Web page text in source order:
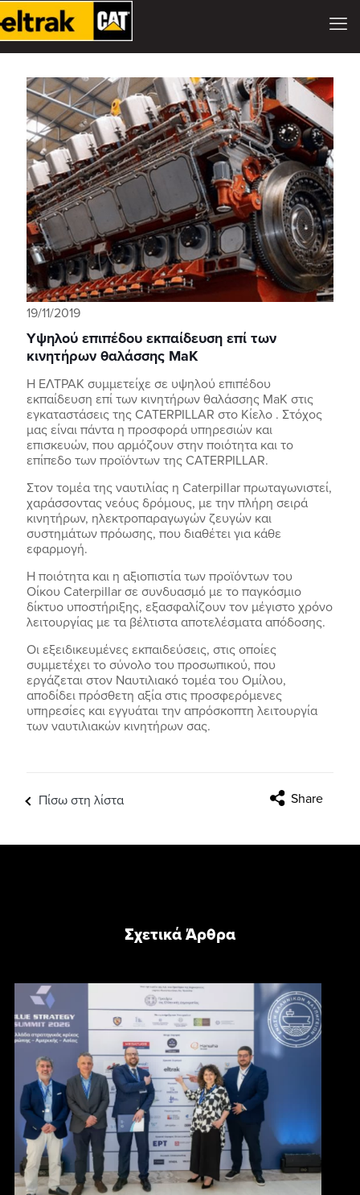
19/11/2019
Υψηλού επιπέδου εκπαίδευση επί των
κινητήρων θαλάσσης MaK
Η ΕΛΤΡΑΚ συμμετείχε σε υψηλού επιπέδου
εκπαίδευση επί των κινητήρων θαλάσσης MaK στις
εγκαταστάσεις της CATERPILLAR στο Κίελο . Στόχος
μας είναι πάντα η προσφορά υπηρεσιών και
επισκευών, που αρμόζουν στην ποιότητα και το
επίπεδο των προϊόντων της CATERPILLAR.
Στον τομέα της ναυτιλίας η Caterpillar πρωταγωνιστεί,
χαράσσοντας νεόυς δρόμους, με την πλήρη σειρά
κινητήρων, ηλεκτροπαραγωγών ζευγών και
συστημάτων πρόωσης, που διαθέτει για κάθε
εφαρμογή.
Η ποιότητα και η αξιοπιστία των προϊόντων του
Οίκου Caterpillar σε συνδυασμό με το παγκόσμιο
δίκτυο υποστήριξης, εξασφαλίζουν τον μέγιστο χρόνο
λειτουργίας με τα βέλτιστα αποτελέσματα απόδοσης.
Οι εξειδικευμένες εκπαιδεύσεις, στις οποίες
συμμετέχει το σύνολο του προσωπικού, που
εργάζεται στον Ναυτιλιακό τομέα του Ομίλου,
αποδίδει πρόσθετη αξία στις προσφερόμενες
υπηρεσίες και εγγυάται την απρόσκοπτη λειτουργία
των ναυτιλιακών κινητήρων σας.
Πίσω στη λίστα Share
Σχετικά Άρθρα